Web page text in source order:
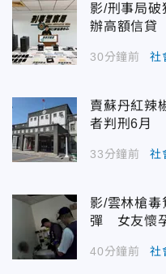
影/刑事局破
辦高額信
30分鐘前 社
賣蘇丹紅辣
者判刑6月
33分鐘前 社
影/雲林槍毒
彈 女友懷
40分鐘前 社